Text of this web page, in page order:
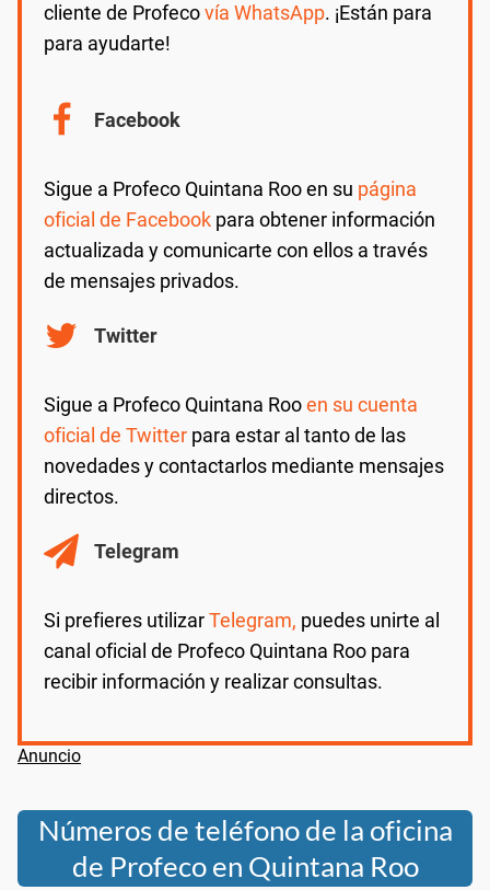
cliente de Profecovía WhatsApp. ¡Están para
para ayudarte!
Facebook
Sigue a Profeco Quintana Roo en su página
oficial de Facebook para obtener información
actualizada y comunicarte con ellos a través
de mensajes privados.
Twitter
Sigue a Profeco Quintana Rooen su cuenta
oficial de Twitter para estar al tanto de las
novedades y contactarlos mediante mensajes
directos.
Telegram
Si prefieres utilizarTelegram, puedes unirte al
canal oficial de Profeco Quintana Roo para
recibir información y realizar consultas.
Números de teléfono de la oficina
de Profeco en Quintana Roo